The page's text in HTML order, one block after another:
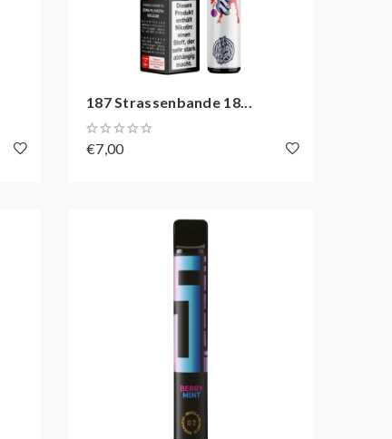
187 Strassenbande 18...
€7,00